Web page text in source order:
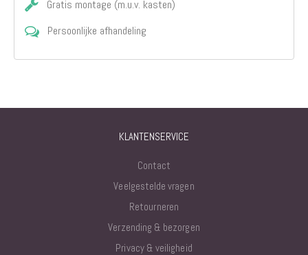
Gratis montage (m.u.v. kasten)
Persoonlijke afhandeling
KLANTENSERVICE
Contact
Veelgestelde vragen
Retourneren
Verzending & bezorgen
Privacy & veiligheid